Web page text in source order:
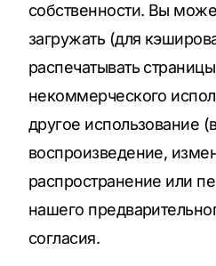
собственности. Вы
загружать (для
распечатывать
некоммерческого
другое использование
воспроизведение,
распространение или
нашего
согласия.